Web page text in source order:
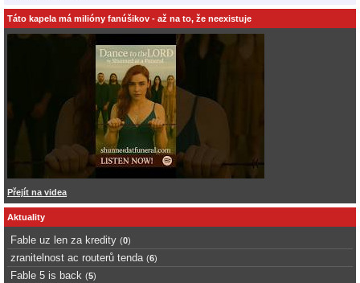
Táto kapela má milióny fanúšikov - až na to, že neexistuje
Přejít na videa
Aktuality
Fable uz len za kredity (0)
zranitelnost ac routerů tenda (6)
Fable 5 is back (5)